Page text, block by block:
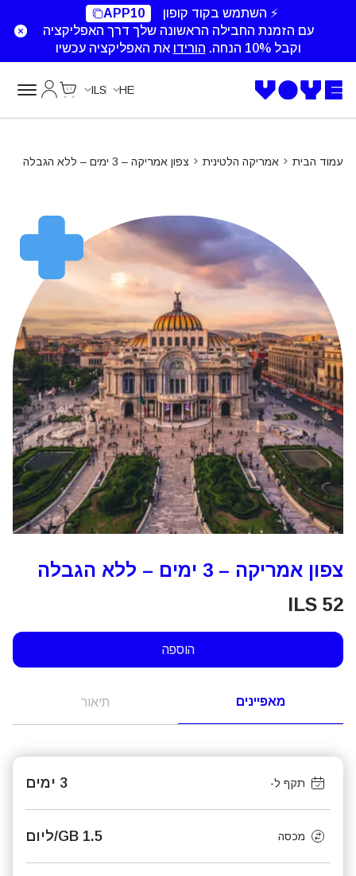
⚡ השתמש בקוד קופון
APP10
עם הזמנת החבילה הראשונה שלך דרך האפליקציה
וקבל 10% הנחה.
הורידו את האפליקציה עכשיו
HE
ILS
עמוד הבית אמריקה הלטינית צפון אמריקה – 3 ימים – ללא הגבלה
צפון אמריקה – 3 ימים – ללא הגבלה
ILS 52
הוספה
מאפיינים תיאור
תקף ל- 3 ימים
מכסה 1.5 GB/ליום
Unlimited Data
Unlimited Data
Unlimited Data